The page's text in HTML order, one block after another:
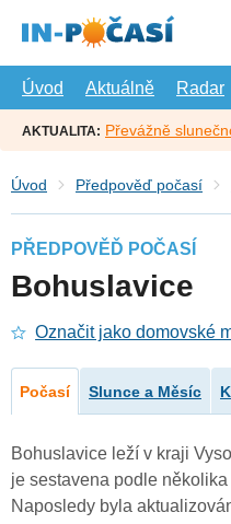
hlavní
Úvod
Aktuálně Radar
AKTUALITA: Převážně
Úvod Předpověď počasí
PŘEDPOVĚĎ POČASÍ
Bohuslavice
Označit jako domovské
Počasí Slunce a Měsíc
Bohuslavice leží v kraji
je sestavena podle
Naposledy byla